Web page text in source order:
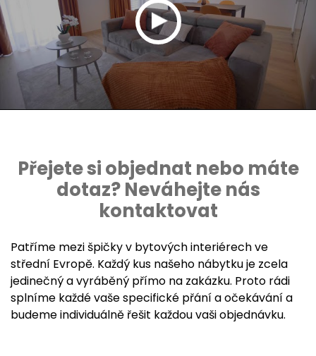
Přejete si objednat nebo máte
dotaz? Neváhejte nás
kontaktovat
Patříme mezi špičky v bytových interiérech ve
střední Evropě. Každý kus našeho nábytku je zcela
jedinečný a vyráběný přímo na zakázku. Proto rádi
splníme každé vaše specifické přání a očekávání a
budeme individuálně řešit každou vaši objednávku.